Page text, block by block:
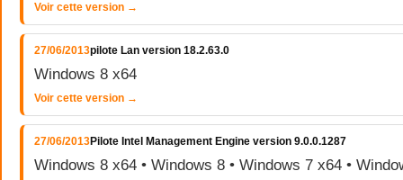
Voir cette version →
27/06/2013pilote Lan version 18.2.63.0
Windows 8 x64
Voir cette version →
27/06/2013Pilote Intel Management Engine version 9.0.0.1287
Windows 8 x64 • Windows 8 • Windows 7 x64 •